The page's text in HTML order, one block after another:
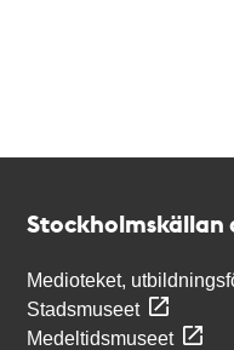
Stockholmskällan
Medioteket,
Stadsmuseet
Medeltidsmuseet